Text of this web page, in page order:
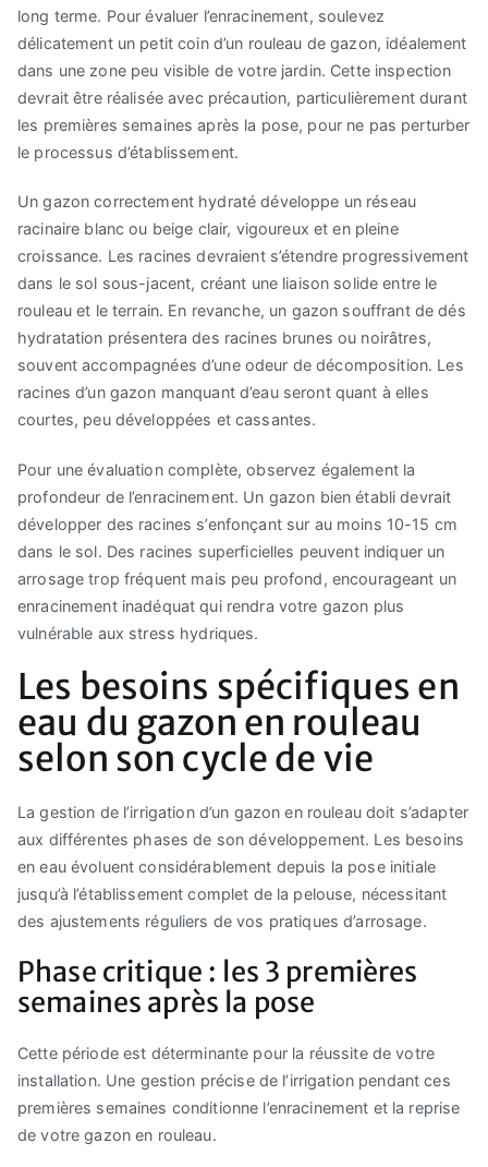
long terme. Pour évaluer l’enracinement, soulevez
délicatement un petit coin d’un rouleau de gazon, idéalement
dans une zone peu visible de votre jardin. Cette inspection
devrait être réalisée avec précaution, particulièrement durant
les premières semaines après la pose, pour ne pas perturber
le processus d’établissement.
Un gazon correctement hydraté développe un réseau
racinaire blanc ou beige clair, vigoureux et en pleine
croissance. Les racines devraient s’étendre progressivement
dans le sol sous-jacent, créant une liaison solide entre le
rouleau et le terrain. En revanche, un gazon souffrant de dés
hydratation présentera des racines brunes ou noirâtres,
souvent accompagnées d’une odeur de décomposition. Les
racines d’un gazon manquant d’eau seront quant à elles
courtes, peu développées et cassantes.
Pour une évaluation complète, observez également la
profondeur de l’enracinement. Un gazon bien établi devrait
développer des racines s’enfonçant sur au moins 10-15 cm
dans le sol. Des racines superficielles peuvent indiquer un
arrosage trop fréquent mais peu profond, encourageant un
enracinement inadéquat qui rendra votre gazon plus
vulnérable aux stress hydriques.
Les besoins spécifiques en
eau du gazon en rouleau
selon son cycle de vie
La gestion de l’irrigation d’un gazon en rouleau doit s’adapter
aux différentes phases de son développement. Les besoins
en eau évoluent considérablement depuis la pose initiale
jusqu’à l’établissement complet de la pelouse, nécessitant
des ajustements réguliers de vos pratiques d’arrosage.
Phase critique : les 3 premières
semaines après la pose
Cette période est déterminante pour la réussite de votre
installation. Une gestion précise de l’irrigation pendant ces
premières semaines conditionne l’enracinement et la reprise
de votre gazon en rouleau.